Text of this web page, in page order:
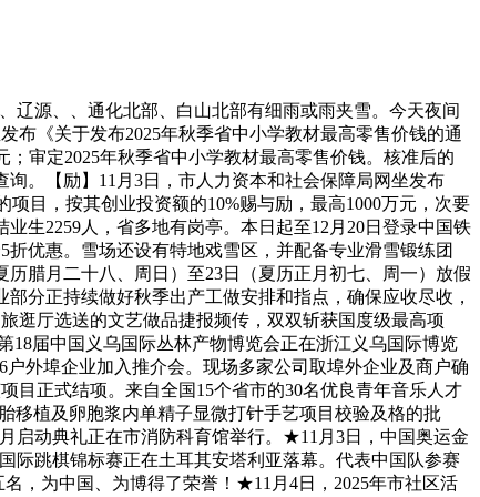
源、、通化北部、白山北部有细雨或雨夹雪。今天夜间
布《关于发布2025年秋季省中小学教材最高零售价钱的通
审定2025年秋季省中小学教材最高零售价钱。核准后的
。【励】11月3日，市人力资本和社会保障局网坐发布
目，按其创业投资额的10%赐与励，最高1000万元，次要
生2259人，省多地有岗亭。本日起至12月20日登录中国铁
优惠。雪场还设有特地戏雪区，并配备专业滑雪锻练团
腊月二十八、周日）至23日（夏历正月初七、周一）放假
分正持续做好秋季出产工做安排和指点，确保应收尽收，
逛厅选送的文艺做品捷报频传，双双斩获国度级最高项
届中国义乌国际丛林产物博览会正在浙江义乌国际博览
外埠企业加入推介会。现场多家公司取埠外企业及商户确
目正式结项。来自全国15个省市的30名优良青年音乐人才
植及卵胞浆内单精子显微打针手艺项目校验及格的批
启动典礼正在市消防科育馆举行。★11月3日，中国奥运金
际跳棋锦标赛正在土耳其安塔利亚落幕。代表中国队参赛
，为中国、为博得了荣誉！★11月4日，2025年市社区活